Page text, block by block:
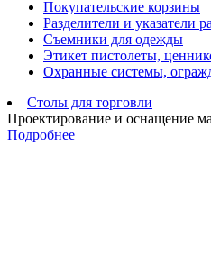
Покупательские корзины
Разделители и указатели
Съемники для одежды
Этикет пистолеты,
Охранные системы,
Столы для торговли
Проектирование и оснащение
Подробнее